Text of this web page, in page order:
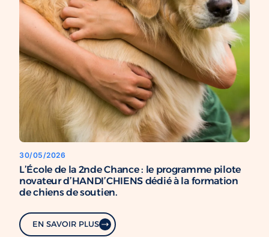
30/05/2026
L’École de la 2nde Chance : le programme pilote
novateur d’HANDI’CHIENS dédié à la formation
de chiens de soutien.
EN SAVOIR PLUS